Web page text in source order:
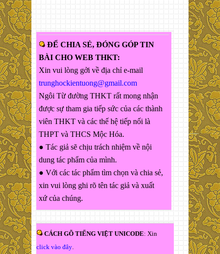
ĐỂ CHIA SẺ, ĐÓNG GÓP TIN
BÀI CHO WEB THKT:
Xin vui lòng gởi về địa chỉ e-mail
trunghockientuong@gmail.com
Ngôi Từ đường THKT rất mong nhận
được sự tham gia tiếp sức của các thành
viên THKT và các thế hệ tiếp nối là
THPT và THCS Mộc Hóa.
● Tác giả sẽ chịu trách nhiệm về nội
dung tác phẩm của mình.
● Với các tác phẩm tìm chọn và chia sẻ,
xin vui lòng ghi rõ tên tác giả và xuất
xứ của chúng.
CÁCH GÕ TIẾNG VIỆT UNICODE: Xin
click vào đây.